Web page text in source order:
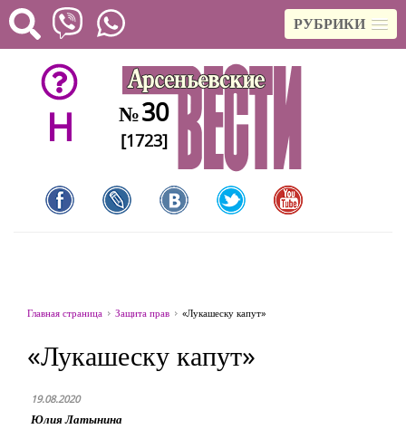
РУБРИКИ
H №30
[1723]
Главная страница Защита прав «Лукашеску капут»
«Лукашеску капут»
19.08.2020
Юлия Латынина